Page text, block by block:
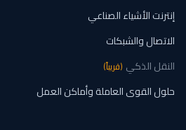
إنترنت الأشياء الصناعي
الاتصال والشبكات
النقل الذكي (قريباً)
حلول القوى العاملة وأماكن العمل